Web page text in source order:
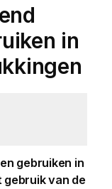
in
gebruiken in
gebruik van de